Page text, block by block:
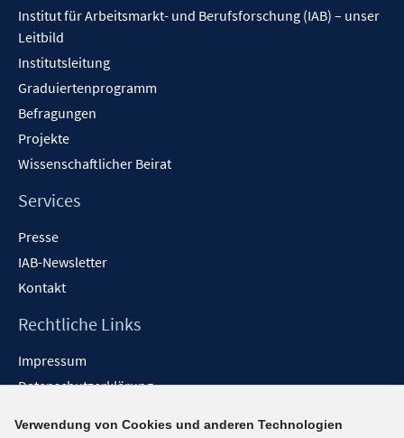
Institut für Arbeitsmarkt- und Berufsforschung (IAB) – unser
Leitbild
Institutsleitung
Graduiertenprogramm
Befragungen
Projekte
Wissenschaftlicher Beirat
Services
Presse
IAB-Newsletter
Kontakt
Rechtliche Links
Impressum
Datenschutzerklärung
Verwendung von Cookies und anderen Technologien